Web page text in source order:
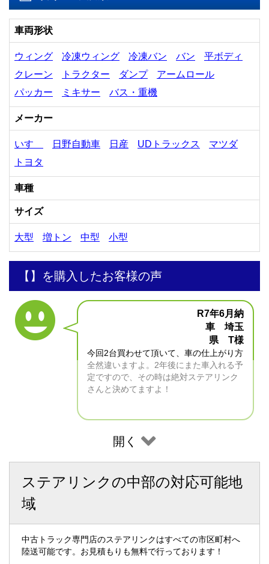
車両形状
ウィング 冷凍ウィング 冷凍バン バン
平ボディ
クレーン
トラクター ダンプ
アームロール
パッカー
ミキサー バス・重機
メーカー
いすゞ 日野自動車 日産 UDトラックス
マツダ
トヨタ
車種
サイズ
大型 増トン 中型 小型
【】を購入したお客様の声
R7年6月納
車 埼玉
県 T様
今回2台買わせて頂いて、車の仕上がり方
全然違いますよ。2年後にまた車入れる予
定ですので、その時は絶対ステアリンク
さんと決めてますよ！
開く
ステアリンクの中部の対応可能地
域
中古トラック専門店のステアリンクはすべての市区町村へ
陸送可能です。お見積もりも無料で行っております！